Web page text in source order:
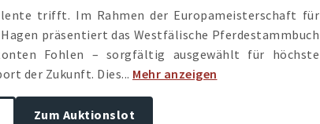
trifft. Im Rahmen der Europameisterschaft für
präsentiert das Westfälische Pferdestammbuch
Fohlen – sorgfältig ausgewählt für höchste
der Zukunft. Dies... Mehr anzeigen
Zum Auktionslot